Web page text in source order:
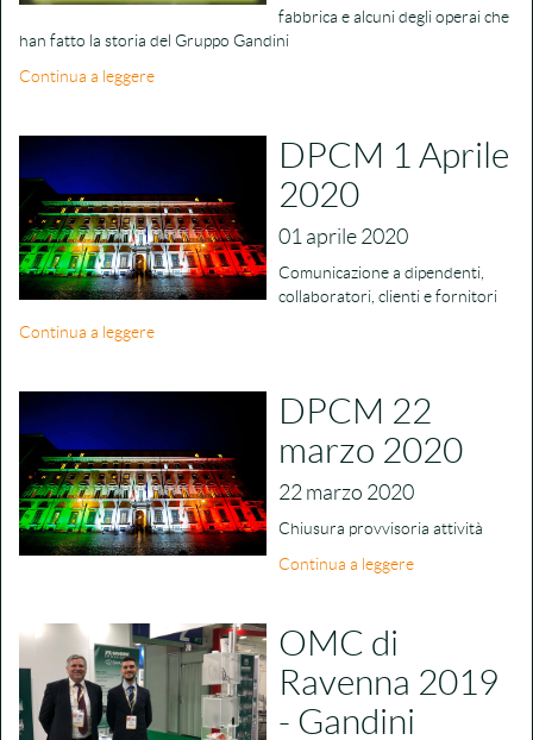
fabbrica e alcuni degli operai che
han fatto la storia del Gruppo Gandini
Continua a leggere
DPCM 1 Aprile
2020
01 aprile 2020
Comunicazione a dipendenti,
collaboratori, clienti e fornitori
Continua a leggere
DPCM 22
marzo 2020
22 marzo 2020
Chiusura provvisoria attività
Continua a leggere
OMC di
Ravenna 2019
- Gandini